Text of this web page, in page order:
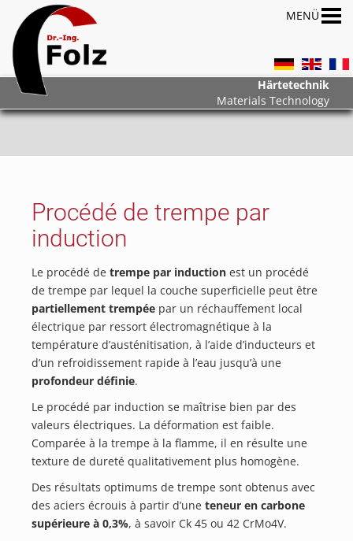
Härtetechnik
Materials Technology
Procédé de trempe par
induction
Le procédé de trempe par induction est un procédé
de trempe par lequel la couche superficielle peut être
partiellement trempée par un réchauffement local
électrique par ressort électromagnétique à la
température d’austénitisation, à l’aide d’inducteurs et
d’un refroidissement rapide à l’eau jusqu’à une
profondeur définie.
Le procédé par induction se maîtrise bien par des
valeurs électriques. La déformation est faible.
Comparée à la trempe à la flamme, il en résulte une
texture de dureté qualitativement plus homogène.
Des résultats optimums de trempe sont obtenus avec
des aciers écrouis à partir d’une teneur en carbone
supérieure à 0,3%, à savoir Ck 45 ou 42 CrMo4V.